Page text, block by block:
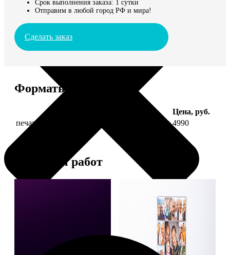
Срок выполнения заказа: 1 сутки
Отправим в любой город РФ и мира!
Сделать заказ
Форматы и цены
Цена, руб.
печать фото на холсте 40х60 на подрамнике 4990
Примеры работ